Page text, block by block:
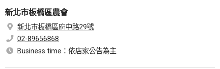
新北市板橋區農會
新北市板橋區府中路29號
02-89656868
Business time：依店家公告為主